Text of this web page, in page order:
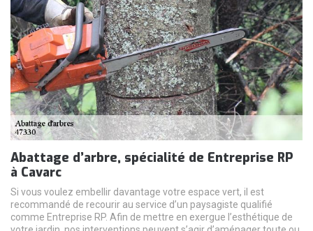
Abattage d’arbre, spécialité de Entreprise RP
à Cavarc
Si vous voulez embellir davantage votre espace vert, il est
recommandé de recourir au service d’un paysagiste qualifié
comme Entreprise RP. Afin de mettre en exergue l’esthétique de